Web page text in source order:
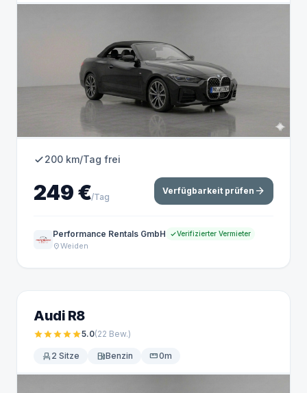
200 km/Tag frei
249 €/Tag
Verfügbarkeit prüfen arrow_forward
Performance Rentals GmbH Verifizierter Vermieter
location_onWeiden
Audi R8
starstarstarstarstar5.0(22 Bew.)
event_seat 2 Sitze local_gas_stationBenzin straighten0m